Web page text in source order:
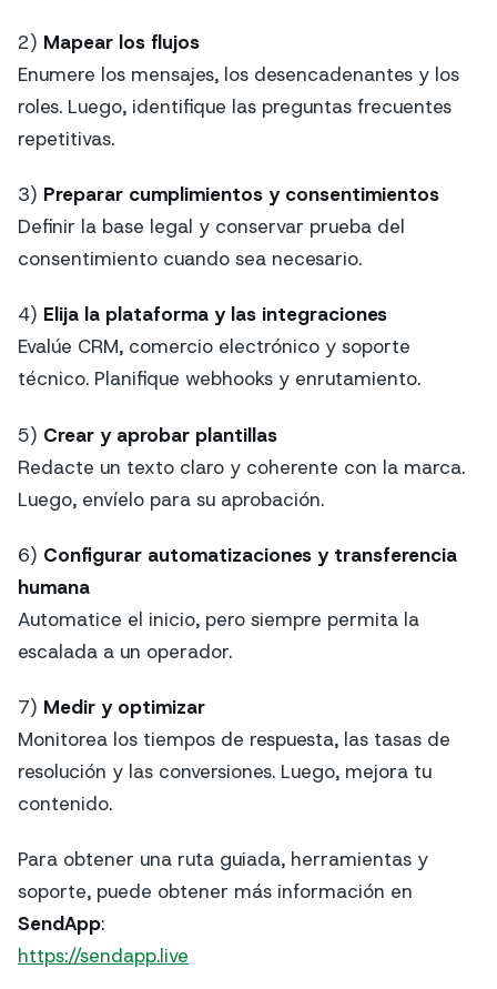
2) Mapear los flujos
Enumere los mensajes, los desencadenantes y los
roles. Luego, identifique las preguntas frecuentes
repetitivas.
3) Preparar cumplimientos y consentimientos
Definir la base legal y conservar prueba del
consentimiento cuando sea necesario.
4) Elija la plataforma y las integraciones
Evalúe CRM, comercio electrónico y soporte
técnico. Planifique webhooks y enrutamiento.
5) Crear y aprobar plantillas
Redacte un texto claro y coherente con la marca.
Luego, envíelo para su aprobación.
6) Configurar automatizaciones y transferencia
humana
Automatice el inicio, pero siempre permita la
escalada a un operador.
7) Medir y optimizar
Monitorea los tiempos de respuesta, las tasas de
resolución y las conversiones. Luego, mejora tu
contenido.
Para obtener una ruta guiada, herramientas y
soporte, puede obtener más información en
SendApp:
https://sendapp.live